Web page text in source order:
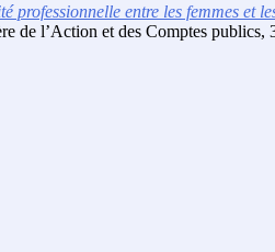
professionnelle entre les femmes et
de l’Action et des Comptes publics,